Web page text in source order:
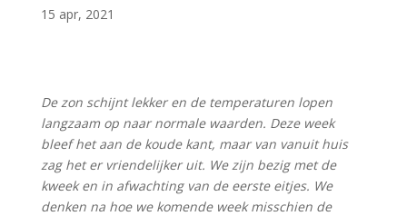
15 apr, 2021
De zon schijnt lekker en de temperaturen lopen
langzaam op naar normale waarden. Deze week
bleef het aan de koude kant, maar van vanuit huis
zag het er vriendelijker uit. We zijn bezig met de
kweek en in afwachting van de eerste eitjes. We
denken na hoe we komende week misschien de